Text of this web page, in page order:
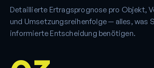
Detaillierte Ertragsprognose pro Objekt,
und Umsetzungsreihenfolge — alles, was
informierte Entscheidung benötigen.